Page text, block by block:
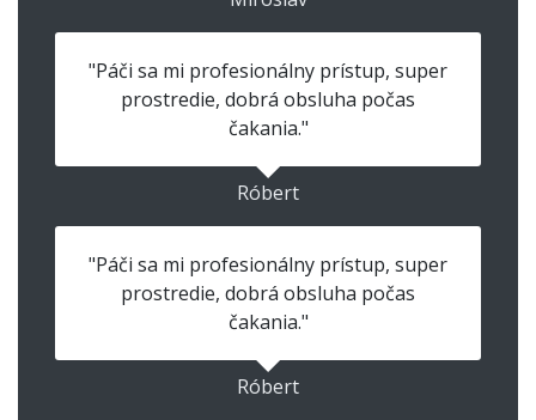
"Páči sa mi profesionálny prístup, super
prostredie, dobrá obsluha počas
čakania."
Róbert
"Páči sa mi profesionálny prístup, super
prostredie, dobrá obsluha počas
čakania."
Róbert